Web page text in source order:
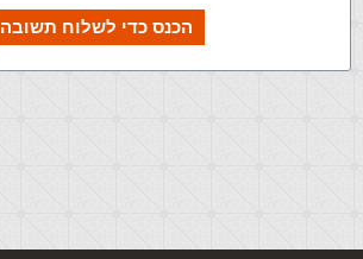
הכנס כדי לשלוח תשובה